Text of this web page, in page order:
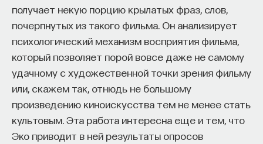
получает некую порцию крылатых фраз, слов,
почерпнутых из такого фильма. Он анализирует
психологический механизм восприятия фильма,
который позволяет порой вовсе даже не самому
удачному с художественной точки зрения фильму
или, скажем так, отнюдь не большому
произведению киноискусства тем не менее стать
культовым. Эта работа интересна еще и тем, что
Эко приводит в ней результаты опросов
Внеси свой вклад в дело
просвещения!
ПОДДЕРЖАТЬ ПОСТНАУКУ